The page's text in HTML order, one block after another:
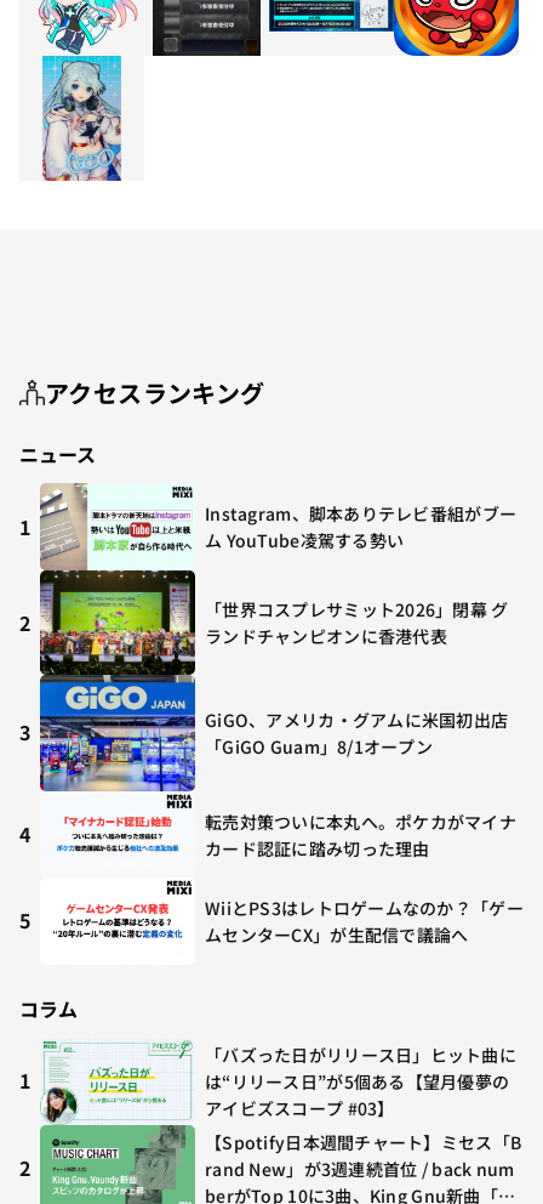
アクセスランキング
ニュース
1
Instagram、脚本ありテレビ番組がブー
ム YouTube凌駕する勢い
2
「世界コスプレサミット2026」閉幕 グ
ランドチャンピオンに香港代表
3
GiGO、アメリカ・グアムに米国初出店
「GiGO Guam」8/1オープン
4
転売対策ついに本丸へ。ポケカがマイナ
カード認証に踏み切った理由
5
WiiとPS3はレトロゲームなのか？「ゲー
ムセンターCX」が生配信で議論へ
コラム
1
「バズった日がリリース日」ヒット曲に
は“リリース日”が5個ある【望月優夢の
アイビズスコープ #03】
2
【Spotify日本週間チャート】ミセス「B
rand New」が3週連続首位 / back num
berがTop 10に3曲、King Gnu新曲「G